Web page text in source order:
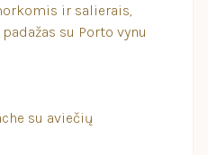
ir salierais,
su Porto vynu
su aviečių